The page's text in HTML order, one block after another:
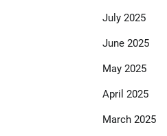
July 2025
June 2025
May 2025
April 2025
March 2025